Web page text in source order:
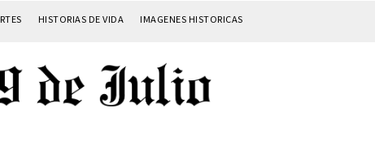
HISTORIAS DE VIDA IMAGENES HISTORICAS